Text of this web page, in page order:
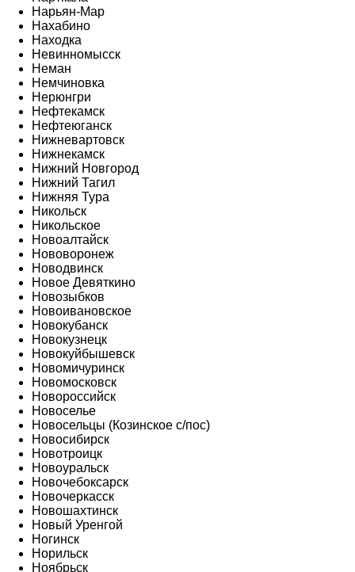
Нарьян-Мар
Нахабино
Находка
Невинномысск
Неман
Немчиновка
Нерюнгри
Нефтекамск
Нефтеюганск
Нижневартовск
Нижнекамск
Нижний Новгород
Нижний Тагил
Нижняя Тура
Никольск
Никольское
Новоалтайск
Нововоронеж
Новодвинск
Новое Девяткино
Новозыбков
Новоивановское
Новокубанск
Новокузнецк
Новокуйбышевск
Новомичуринск
Новомосковск
Новороссийск
Новоселье
Новосельцы (Козинское с/пос)
Новосибирск
Новотроицк
Новоуральск
Новочебоксарск
Новочеркасск
Новошахтинск
Новый Уренгой
Ногинск
Норильск
Ноябрьск